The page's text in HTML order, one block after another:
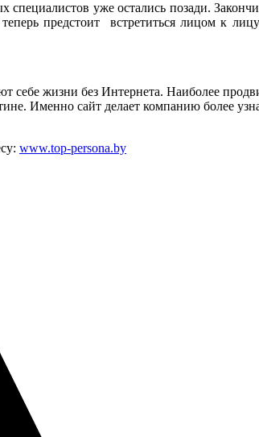
уже остались позади.
предстоит встретиться лицом к
себе жизни без Интернета. Наиболее
Именно сайт делает компанию более
www.top-persona.by